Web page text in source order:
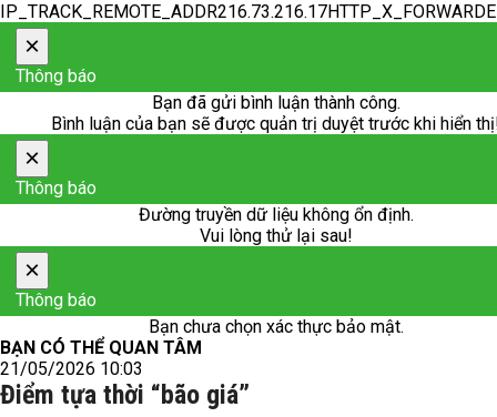
×
Thông báo
Bạn đã gửi bình luận thành công.
Bình luận của bạn sẽ được quản trị duyệt trước khi hiển
×
Thông báo
Đường truyền dữ liệu không ổn định.
Vui lòng thử lại sau!
×
Thông báo
Bạn chưa chọn xác thực bảo mật.
BẠN CÓ THỂ QUAN TÂM
21/05/2026 10:03
Điểm tựa thời “bão giá”